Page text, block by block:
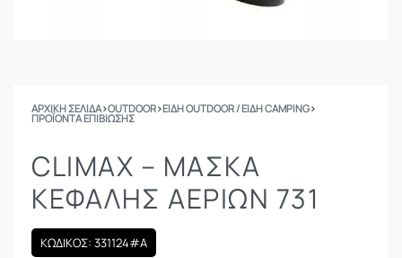
ΑΡΧΙΚΉ ΣΕΛΊΔΑ›OUTDOOR›ΕΙΔΗ OUTDOOR / ΕΙΔΗ CAMPING›
ΠΡΟΪΌΝΤΑ ΕΠΙΒΊΩΣΗΣ
CLIMAX – ΜΑΣΚΑ
ΚΕΦΑΛΗΣ ΑΕΡΙΩΝ 731
ΚΩΔΙΚΟΣ: 331124#A